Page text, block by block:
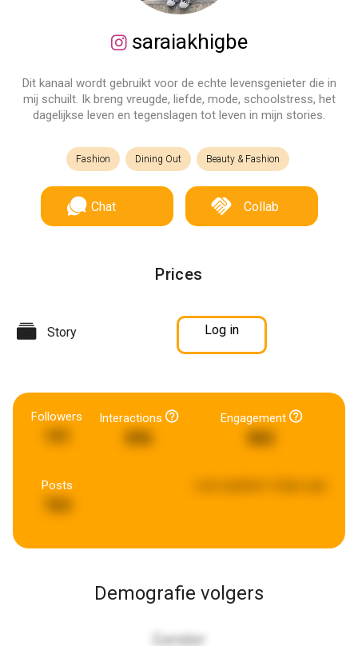
saraiakhigbe
Dit kanaal wordt gebruikt voor de echte levensgenieter die in
mij schuilt. Ik breng vreugde, liefde, mode, schoolstress, het
dagelijkse leven en tegenslagen tot leven in mijn stories.
Fashion Dining Out Beauty & Fashion
Chat Collab
Prices
Story Log in
Followers Interactions
896
Engagement
882
Posts
Demografie volgers
Gender